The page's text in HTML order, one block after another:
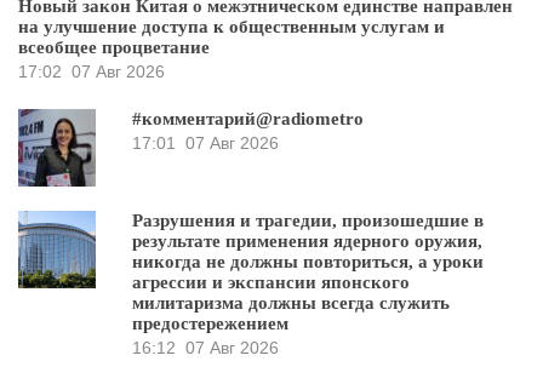
Новый закон Китая о межэтническом единстве направлен
на улучшение доступа к общественным услугам и
всеобщее процветание
17:02 07 Авг 2026
#комментарий@radiometro
17:01 07 Авг 2026
Разрушения и трагедии, произошедшие в
результате применения ядерного оружия,
никогда не должны повториться, а уроки
агрессии и экспансии японского
милитаризма должны всегда служить
предостережением
16:12 07 Авг 2026